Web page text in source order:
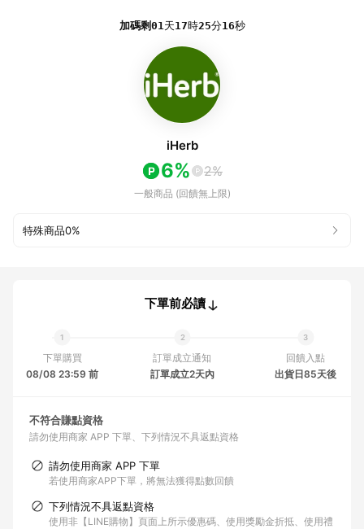
加碼剩01天17時25分16秒
iHerb
6% 2%
一般商品 (回饋無上限)
特殊商品0%
下單前必讀
下單購買
08/08 23:59 前
訂單成立通知
訂單成立2天內
回饋入點
出貨日85天後
不符合賺點資格
請勿使用商家 APP 下單 下列情況不具返點資格
請勿使用商家 APP 下單
若使用商家APP下單，將無法獲得點數回饋
下列情況不具返點資格
使用非【LINE購物】頁面上所示優惠碼、使用獎勵金折抵、使用禮